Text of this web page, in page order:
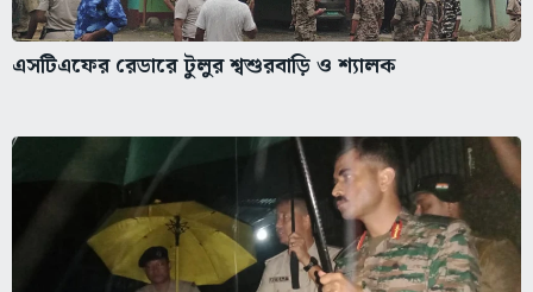
এসটিএফের রেডারে টুলুর শ্বশুরবাড়ি ও শ্যালক